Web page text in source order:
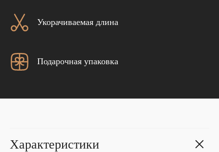
Укорачиваемая длина
Подарочная упаковка
Характеристики